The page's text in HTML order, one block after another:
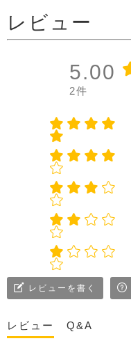
レビュー
5.00
2件
レビューを書く
レビュー Q&A